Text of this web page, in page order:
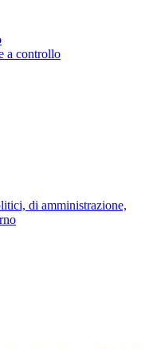
a controllo
di amministrazione,